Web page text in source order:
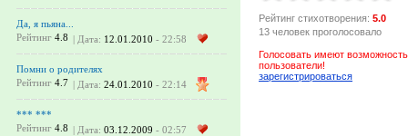
Да, я пьяна...
Рейтинг 4.8 | Дата: 12.01.2010 - 22:58
Помни о родителях
Рейтинг 4.7 | Дата: 24.01.2010 - 22:14
*** ***
Рейтинг 4.8 | Дата: 03.12.2009 - 02:57
Рейтинг стихотворения: 5.0
13 человек проголосовало
Голосовать имеют
пользователи!
зарегистрироваться